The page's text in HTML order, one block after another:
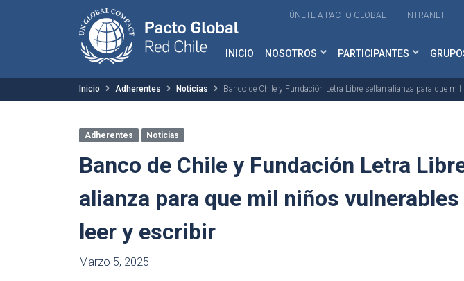
ÚNETE A PACTO GLOBAL INTRANET
INICIO NOSOTROS PARTICIPANTES
Inicio Adherentes Noticias Banco de Chile y Fundación Letra Libre sellan alianza para que
Adherentes Noticias
Banco de Chile y Fundación Letra
alianza para que mil niños
leer y escribir
Marzo 5, 2025